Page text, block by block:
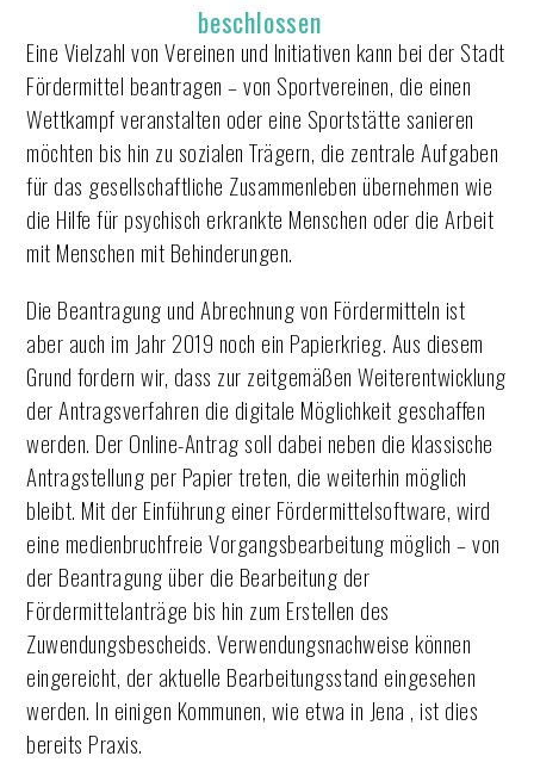
beschlossen
Eine Vielzahl von Vereinen und Initiativen kann bei der Stadt
Fördermittel beantragen – von Sportvereinen, die einen
Wettkampf veranstalten oder eine Sportstätte sanieren
möchten bis hin zu sozialen Trägern, die zentrale Aufgaben
für das gesellschaftliche Zusammenleben übernehmen wie
die Hilfe für psychisch erkrankte Menschen oder die Arbeit
mit Menschen mit Behinderungen.
Die Beantragung und Abrechnung von Fördermitteln ist
aber auch im Jahr 2019 noch ein Papierkrieg. Aus diesem
Grund fordern wir, dass zur zeitgemäßen Weiterentwicklung
der Antragsverfahren die digitale Möglichkeit geschaffen
werden. Der Online-Antrag soll dabei neben die klassische
Antragstellung per Papier treten, die weiterhin möglich
bleibt. Mit der Einführung einer Fördermittelsoftware, wird
eine medienbruchfreie Vorgangsbearbeitung möglich – von
der Beantragung über die Bearbeitung der
Fördermittelanträge bis hin zum Erstellen des
Zuwendungsbescheids. Verwendungsnachweise können
eingereicht, der aktuelle Bearbeitungsstand eingesehen
werden. In einigen Kommunen, wie etwa in Jena , ist dies
bereits Praxis.